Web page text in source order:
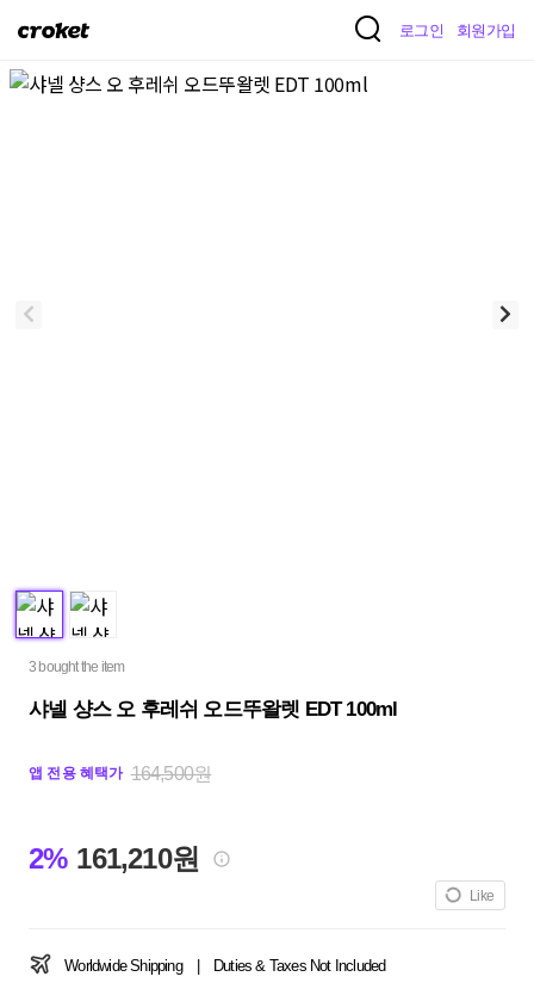
크
켓
로그인 회원가입
3 bought the item
샤넬 샹스 오 후레쉬 오드뚜왈렛 EDT 100ml
앱 전용 혜택가 164,500원
2% 161,210원
Like
Worldwide Shipping Duties & Taxes Not Included